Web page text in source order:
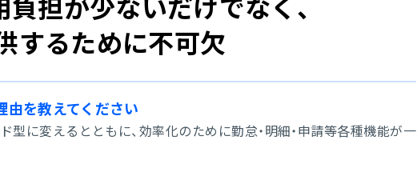
担が少ないだけでなく、
するために不可欠
を教えてください
に変えるとともに、効率化のために勤怠・明細・申請等各種機能が一